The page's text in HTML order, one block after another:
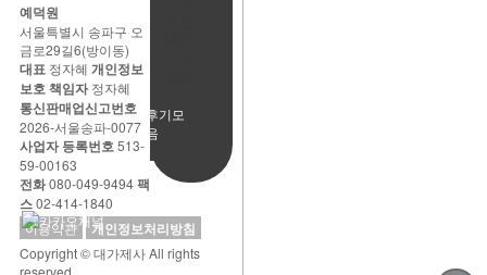
사용후기모
음
예덕원
서울특별시 송파구 오
금로29길6(방이동)
대표 정자혜 개인정보
보호 책임자정자혜
통신판매업신고번호
2026-서울송파-0077
사업자 등록번호513-
59-00163
전화080-049-9494팩
스02-414-1840
이용약관
개인정보처리방침
Copyright © 대가제사 All rights
reserved.